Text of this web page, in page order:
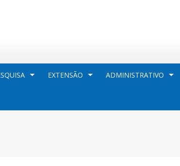
EXTENSÃO ADMINISTRATIVO